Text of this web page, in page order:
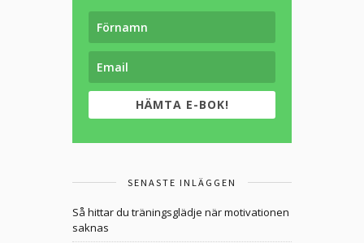
HÄMTA E-BOK!
SENASTE INLÄGGEN
Så hittar du träningsglädje när motivationen
saknas